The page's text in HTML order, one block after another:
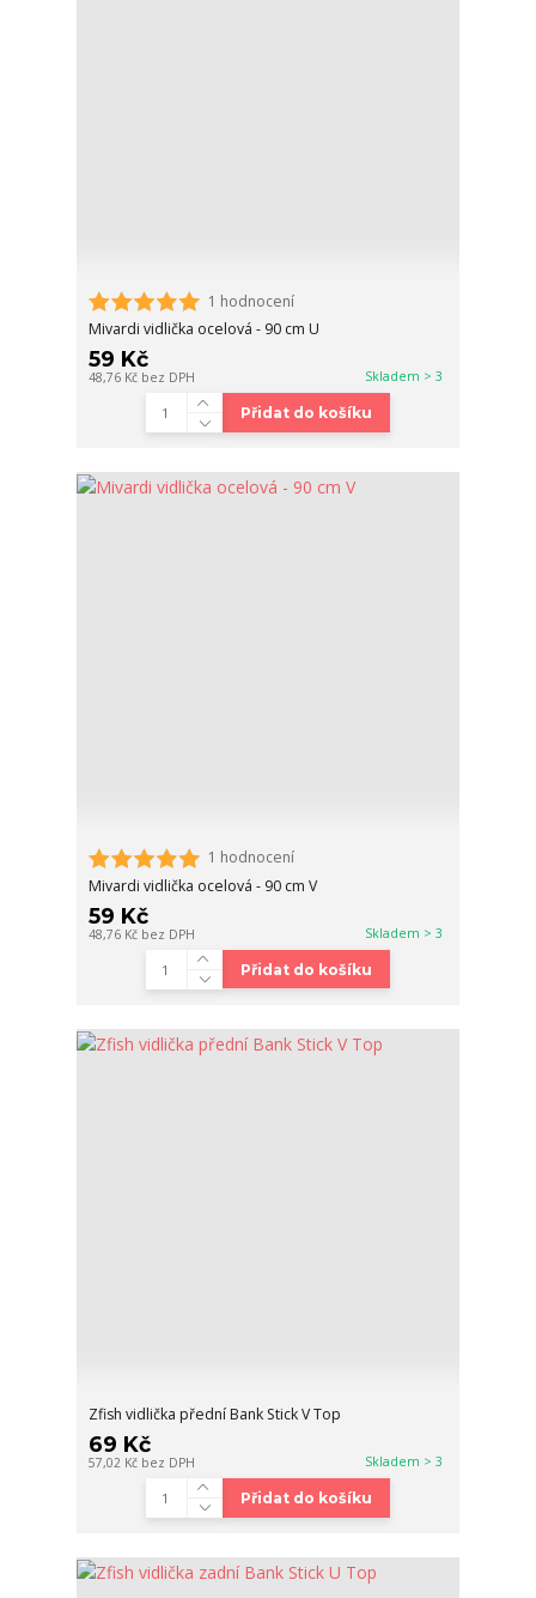
1 hodnocení
Mivardi vidlička ocelová - 90 cm U
59 Kč
48,76 Kč bez DPH Skladem > 3
Přidat do košíku
1 hodnocení
Mivardi vidlička ocelová - 90 cm V
59 Kč
48,76 Kč bez DPH Skladem > 3
Přidat do košíku
Zfish vidlička přední Bank Stick V Top
69 Kč
57,02 Kč bez DPH Skladem > 3
Přidat do košíku